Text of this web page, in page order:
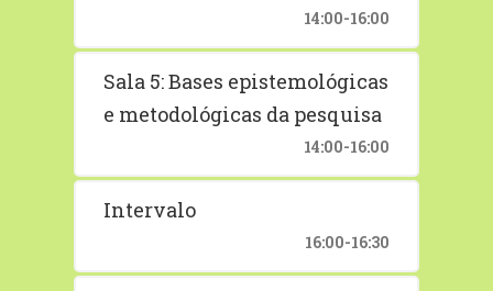
14:00-16:00
Sala 5: Bases epistemológicas
e metodológicas da pesquisa
14:00-16:00
Intervalo
16:00-16:30